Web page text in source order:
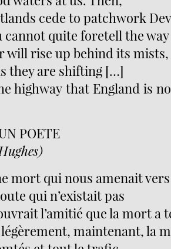
cede to patchwork
cannot quite foretell the way
will rise up behind its mists,
they are shifting […]
highway that England is
POETE
mort qui nous amenait
qui n’existait pas
l’amitié que la mort a
maintenant, la